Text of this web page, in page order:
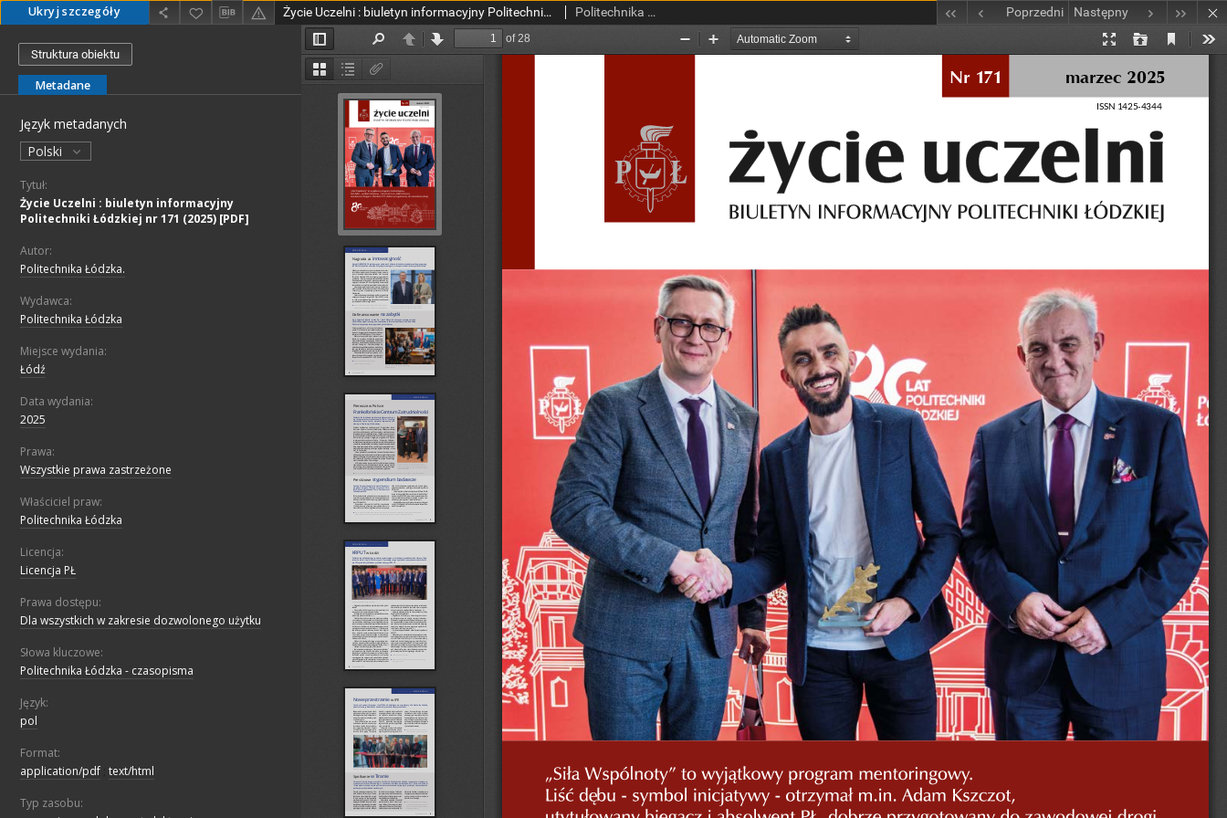
Ukryj szczegóły Życie Uczelni : biuletyn informacyjny Politechniki Łódzkiej nr 171 (2025) [PDF] Politechnika Łódzka. Poprzedni Następny
Struktura obiektu
Metadane
Język metadanych
Polski
Tytuł:
Życie Uczelni : biuletyn informacyjny
Politechniki Łódzkiej nr 171 (2025) [PDF]
Autor:
Politechnika Łódzka.
Wydawca:
Politechnika Łódzka
Miejsce wydania:
Łódź
Data wydania:
2025
Prawa:
Wszystkie prawa zastrzeżone
Właściciel praw:
Politechnika Łódzka
Licencja:
Licencja PŁ
Prawa dostępu:
Dla wszystkich w zakresie dozwolonego użytku
Słowa kluczowe:
Politechnika Łódzka - czasopisma
Język:
pol
Format:
application/pdf text/html
Typ zasobu: